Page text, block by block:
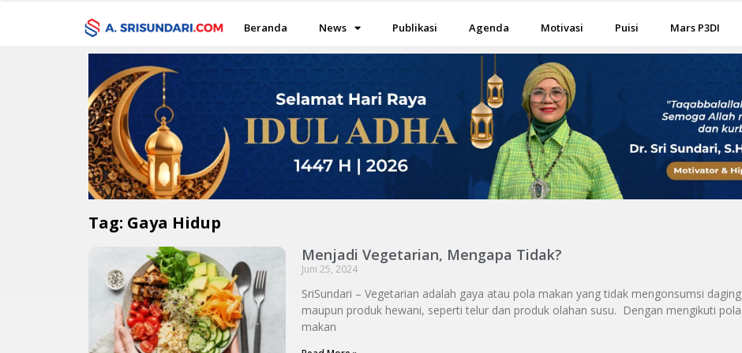
Beranda News Publikasi Agenda Motivasi Puisi Mars P3DI
Tag: Gaya Hidup
Menjadi Vegetarian, Mengapa Tidak?
Juni 25, 2024
SriSundari – Vegetarian adalah gaya atau pola makan yang tidak mengonsumsi daging
maupun produk hewani, seperti telur dan produk olahan susu. Dengan mengikuti pola
makan